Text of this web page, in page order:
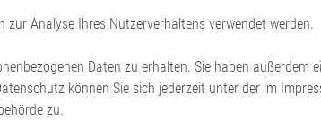
zur Analyse Ihres Nutzerverhaltens verwendet werden.
Daten zu erhalten. Sie haben außerdem
können Sie sich jederzeit unter der im
zu.